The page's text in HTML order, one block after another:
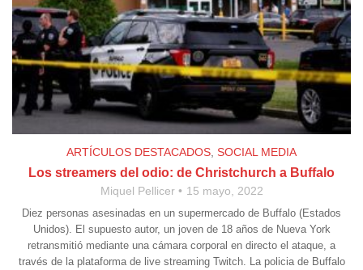
ARTÍCULOS DESTACADOS SOCIAL MEDIA
Los streamers del odio: de Christchurch a Buffalo
Miquel Pellicer 15 mayo, 2022
Diez personas asesinadas en un supermercado de Buffalo (Estados
Unidos). El supuesto autor, un joven de 18 años de Nueva York
retransmitió mediante una cámara corporal en directo el ataque, a
través de la plataforma de live streaming Twitch. La policia de Buffalo